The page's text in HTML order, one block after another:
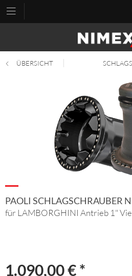
ÜBERSICHT
PAOLI SCHLAGSCHRAUBER
für LAMBORGHINI Antrieb 1"
1.090,00 € *